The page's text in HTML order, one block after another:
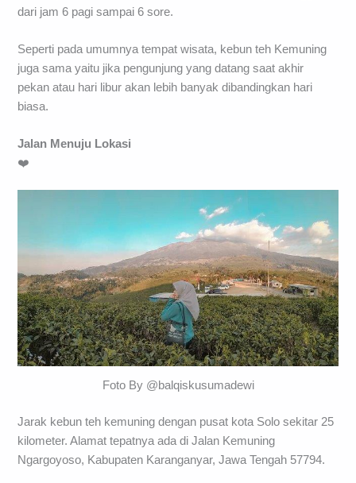
dari jam 6 pagi sampai 6 sore.
Seperti pada umumnya tempat wisata, kebun teh Kemuning
juga sama yaitu jika pengunjung yang datang saat akhir
pekan atau hari libur akan lebih banyak dibandingkan hari
biasa.
Jalan Menuju Lokasi
❤️
Foto By @balqiskusumadewi
Jarak kebun teh kemuning dengan pusat kota Solo sekitar 25
kilometer. Alamat tepatnya ada di Jalan Kemuning
Ngargoyoso, Kabupaten Karanganyar, Jawa Tengah 57794.